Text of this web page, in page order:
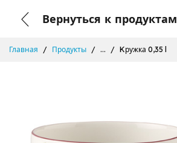
Вернуться к продуктам
Главная Продукты ... Kружка 0,35 l